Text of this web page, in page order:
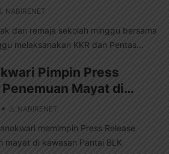
NABIRENET
dan remaja sekolah minggu bersama
melaksanakan KKR dan Pentas...
Pimpin Press
Mayat di…
NABIRENET
memimpin Press Release
mayat di kawasan Pantai BLK